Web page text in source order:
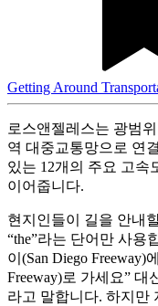
Getting Around
로스앤젤레스는 광범
역 대중교통망으로 연
있는 12개의 주요 고속
이어줍니다.
현지인들이 길을 안내
“the”라는 단어만 사용
이(San Diego Freeway)
Freeway)로 가세요” 대
라고 말합니다. 하지만